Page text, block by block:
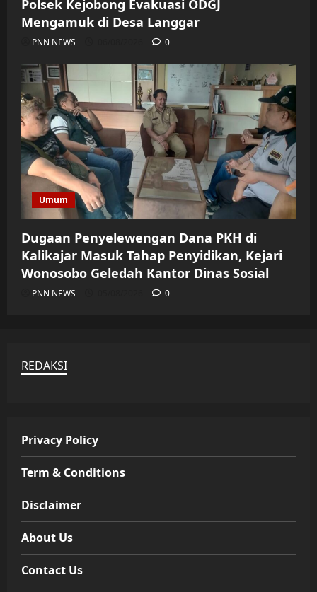
Polsek Kejobong Evakuasi ODGJ
Mengamuk di Desa Langgar
PNN NEWS 0
Umum
Dugaan Penyelewengan Dana PKH di
Kalikajar Masuk Tahap Penyidikan, Kejari
Wonosobo Geledah Kantor Dinas Sosial
PNN NEWS 0
REDAKSI
Privacy Policy
Term & Conditions
Disclaimer
About Us
Contact Us